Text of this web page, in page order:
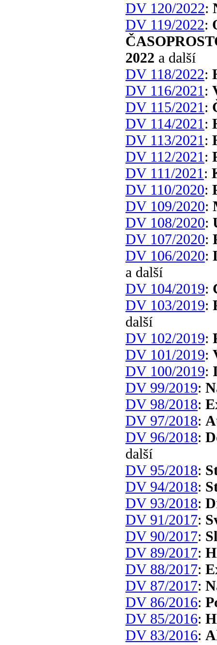
DV 120/2022:
DV 119/2022:
2022 a další
DV 118/2022:
DV 116/2021 :
DV 115/2021 :
DV 114/2021 :
DV 113/2021 :
DV 112/2021 :
DV 111/2021 :
DV 110/2020:
DV 109/2020:
DV 108/2020:
DV 107/2020:
DV 106/2020:
a další
DV 104/2019:
DV 103/2019:
další
DV 102/2019:
DV 101/2019:
DV 100/2019:
DV 99/2019:
DV 98/2018:
DV 97/2018:
DV 96/2018:
další
DV 95/2018:
DV 94/2018:
DV 93/2018:
DV 91/2017:
DV 90/2017:
DV 89/2017:
DV 88/2017:
DV 87/2017:
DV 86/2016:
DV 85/2016:
DV 83/2016: